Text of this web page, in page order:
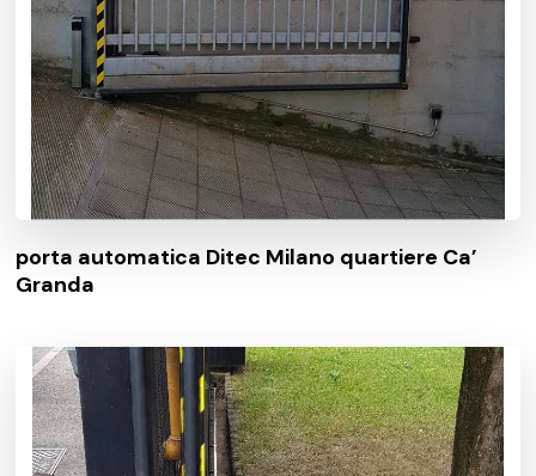
porta automatica Ditec Milano quartiere Ca’
Granda